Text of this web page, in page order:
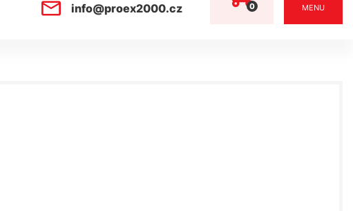
info@proex2000.cz
0 MENU